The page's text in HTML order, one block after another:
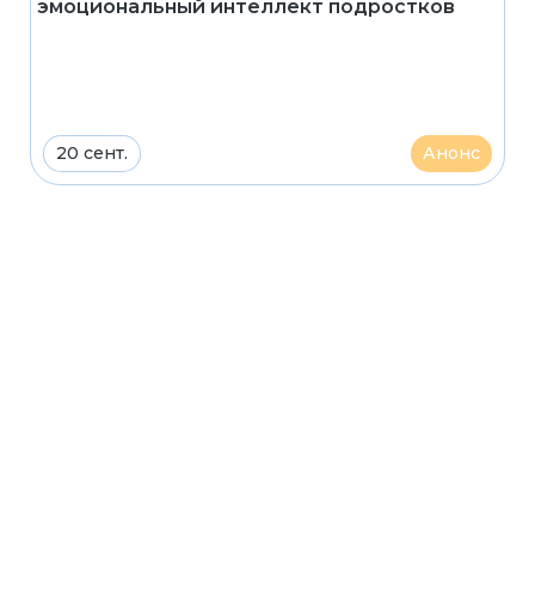
эмоциональный интеллект подростков
20 сент. Анонс